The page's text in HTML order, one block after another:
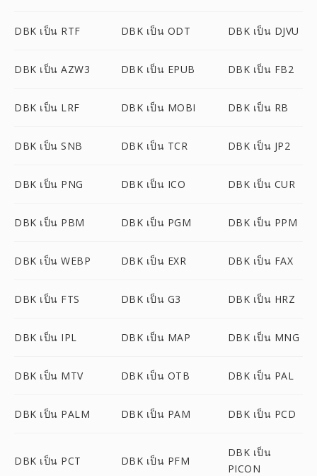
DBK เป็น RTF DBK เป็น ODT DBK เป็น DJVU
DBK เป็น AZW3 DBK เป็น EPUB DBK เป็น FB2
DBK เป็น LRF DBK เป็น MOBI DBK เป็น RB
DBK เป็น SNB DBK เป็น TCR DBK เป็น JP2
DBK เป็น PNG DBK เป็น ICO DBK เป็น CUR
DBK เป็น PBM DBK เป็น PGM DBK เป็น PPM
DBK เป็น WEBP DBK เป็น EXR DBK เป็น FAX
DBK เป็น FTS DBK เป็น G3 DBK เป็น HRZ
DBK เป็น IPL DBK เป็น MAP DBK เป็น MNG
DBK เป็น MTV DBK เป็น OTB DBK เป็น PAL
DBK เป็น PALM DBK เป็น PAM DBK เป็น PCD
DBK เป็น PCT DBK เป็น PFM
DBK เป็น
PICON